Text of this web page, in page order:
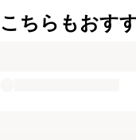
こちらもおす